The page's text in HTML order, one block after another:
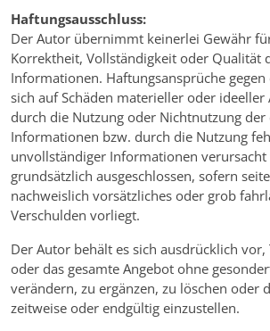
Haftungsausschluss:
Der Autor übernimmt keinerlei Gewähr
Korrektheit, Vollständigkeit oder Qualität
Informationen. Haftungsansprüche
sich auf Schäden materieller oder ideeller
durch die Nutzung oder Nichtnutzung der
Informationen bzw. durch die Nutzung
unvollständiger Informationen
grundsätzlich ausgeschlossen, sofern
nachweislich vorsätzliches oder grob
Verschulden vorliegt.
Der Autor behält es sich ausdrücklich vor,
oder das gesamte Angebot ohne
verändern, zu ergänzen, zu löschen oder
zeitweise oder endgültig einzustellen.